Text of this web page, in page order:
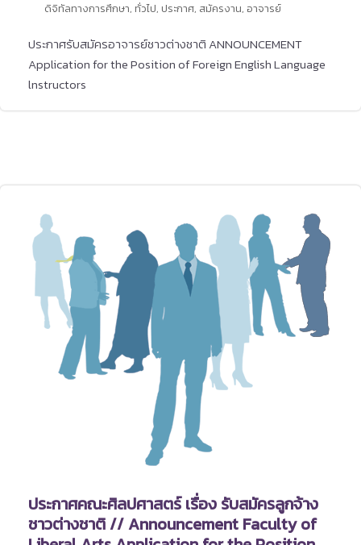
ดิจิทัลทางการศึกษา, ทั่วไป, ประกาศ, สมัครงาน, อาจารย์
ประกาศรับสมัครอาจารย์ชาวต่างชาติ ANNOUNCEMENT
Application for the Position of Foreign English Language
lnstructors
ประกาศคณะศิลปศาสตร์ เรื่อง รับสมัครลูกจ้าง
ชาวต่างชาติ // Announcement Faculty of